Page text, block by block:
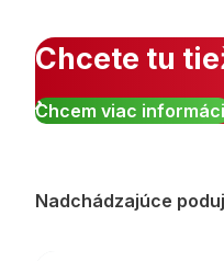
Chcete tu
Chcem viac
Nadchádzajúce